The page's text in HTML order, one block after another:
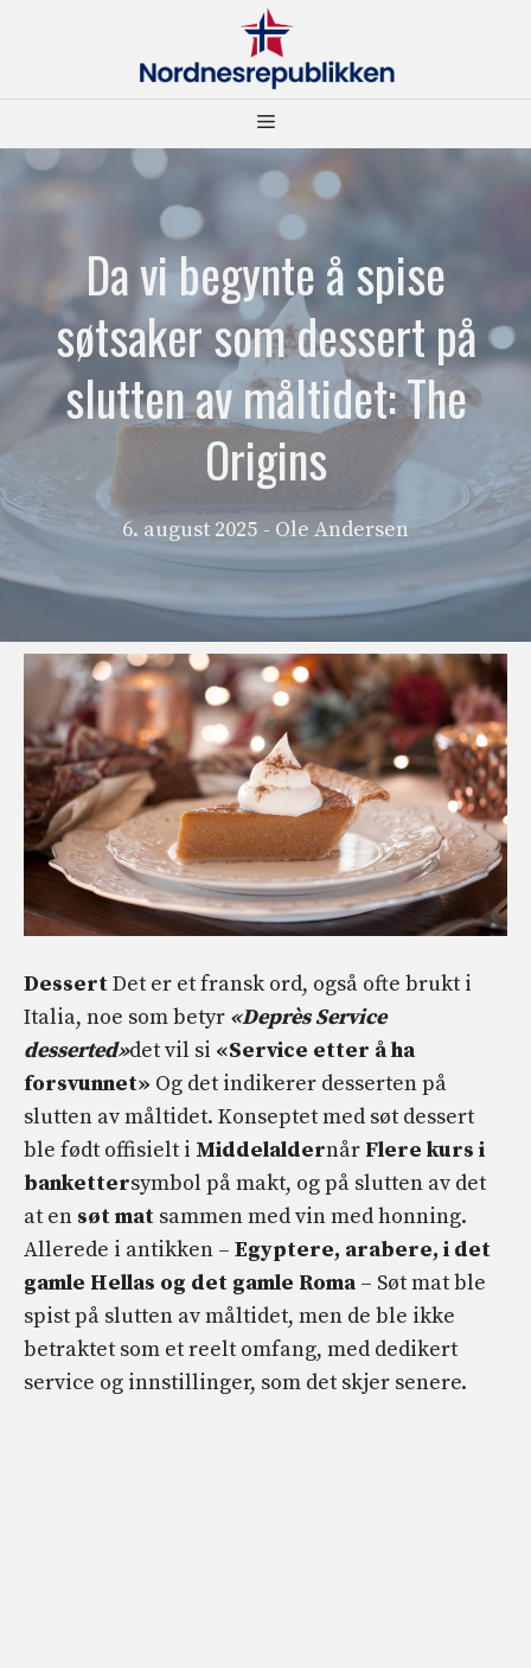
Meny
Da vi begynte å spise
søtsaker som dessert på
slutten av måltidet: The
Origins
6. august 2025 - Ole Andersen
DessertDet er et fransk ord, også ofte brukt i
Italia, noe som betyr «Deprès Service
desserted»det vil si «Service etter å ha
forsvunnet» Og det indikerer desserten på
slutten av måltidet. Konseptet med søt dessert
ble født offisielt i Middelaldernår Flere kurs i
bankettersymbol på makt, og på slutten av det
at en søt mat sammen med vin med honning.
Allerede i antikken – Egyptere, arabere, i det
gamle Hellas og det gamle Roma – Søt mat ble
spist på slutten av måltidet, men de ble ikke
betraktet som et reelt omfang, med dedikert
service og innstillinger, som det skjer senere.